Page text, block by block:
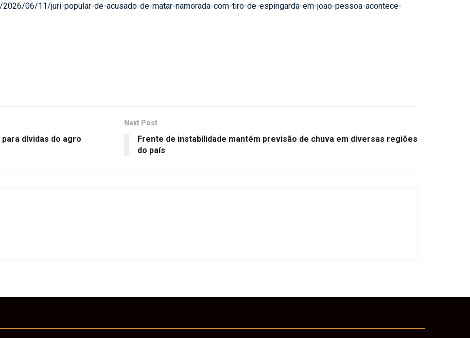
06/11/juri-popular-de-acusado-de-matar-namorada-com-tiro-de-espingarda-em-joao-pessoa-acontece-
dívidas do agro
Next Post
Frente de instabilidade mantém previsão de chuva em diversas regiões
do país